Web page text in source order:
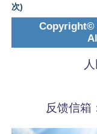
次)
Copyright©
反馈信箱